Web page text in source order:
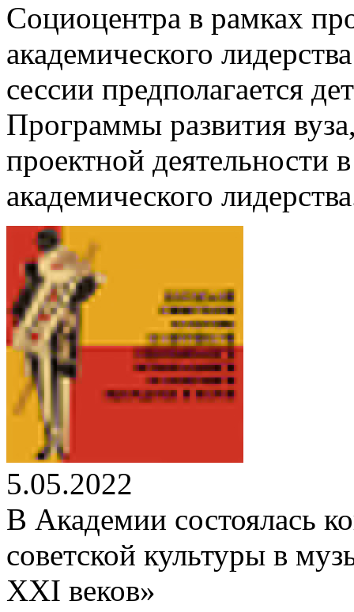
Социоцентра в рамках
академического
сессии предполагается
Программы развития
проектной деятельности
академического
5.05.2022
В Академии состоялась
советской культуры в
XXI веков»